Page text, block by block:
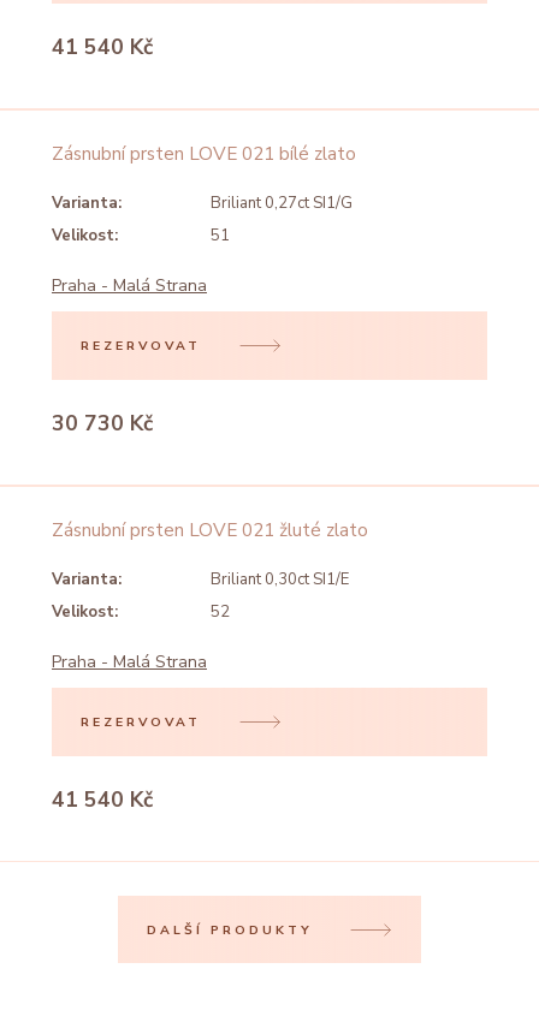
41 540 Kč
Zásnubní prsten LOVE 021 bílé zlato
Varianta:
Briliant 0,27ct SI1/G
Velikost:
51
Praha - Malá Strana
REZERVOVAT
30 730 Kč
Zásnubní prsten LOVE 021 žluté zlato
Varianta:
Briliant 0,30ct SI1/E
Velikost:
52
Praha - Malá Strana
REZERVOVAT
41 540 Kč
DALŠÍ PRODUKTY